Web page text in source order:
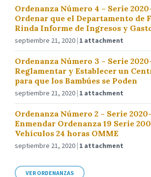
Ordenanza Número 4 – Serie
Ordenar que el Departamento de
Rinda Informe de Ingresos y
septiembre 21, 2020 1 attachment
Ordenanza Número 3 – Serie
Reglamentar y Establecer un
para que los Bambúes se Poden
septiembre 21, 2020 1 attachment
Ordenanza Número 2 – Serie
Enmendar Ordenanza 19 Serie
Vehículos 24 horas OMME
septiembre 21, 2020 1 attachment
VER ORDENANZAS